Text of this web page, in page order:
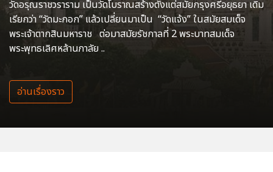
วัดอรุณราชวราราม เป็นวัดโบราณสร้างตั้งแต่สมัยกรุงศรีอยุธยา เดิม
เรียกว่า “วัดมะกอก” แล้วเปลี่ยนมาเป็น “วัดแจ้ง” ในสมัยสมเด็จ
พระเจ้าตากสินมหาราช ต่อมาสมัยรัชกาลที่ 2 พระบาทสมเด็จ
พระพุทธเลิศหล้านภาลัย ..
อ่านเรื่องราว